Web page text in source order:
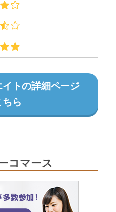
トの詳細ページ
ちら
コマース